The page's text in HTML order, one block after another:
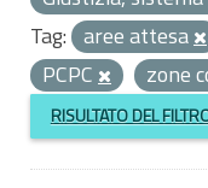
Tag: aree attesa
PCPC
zone
RISULTATO DEL